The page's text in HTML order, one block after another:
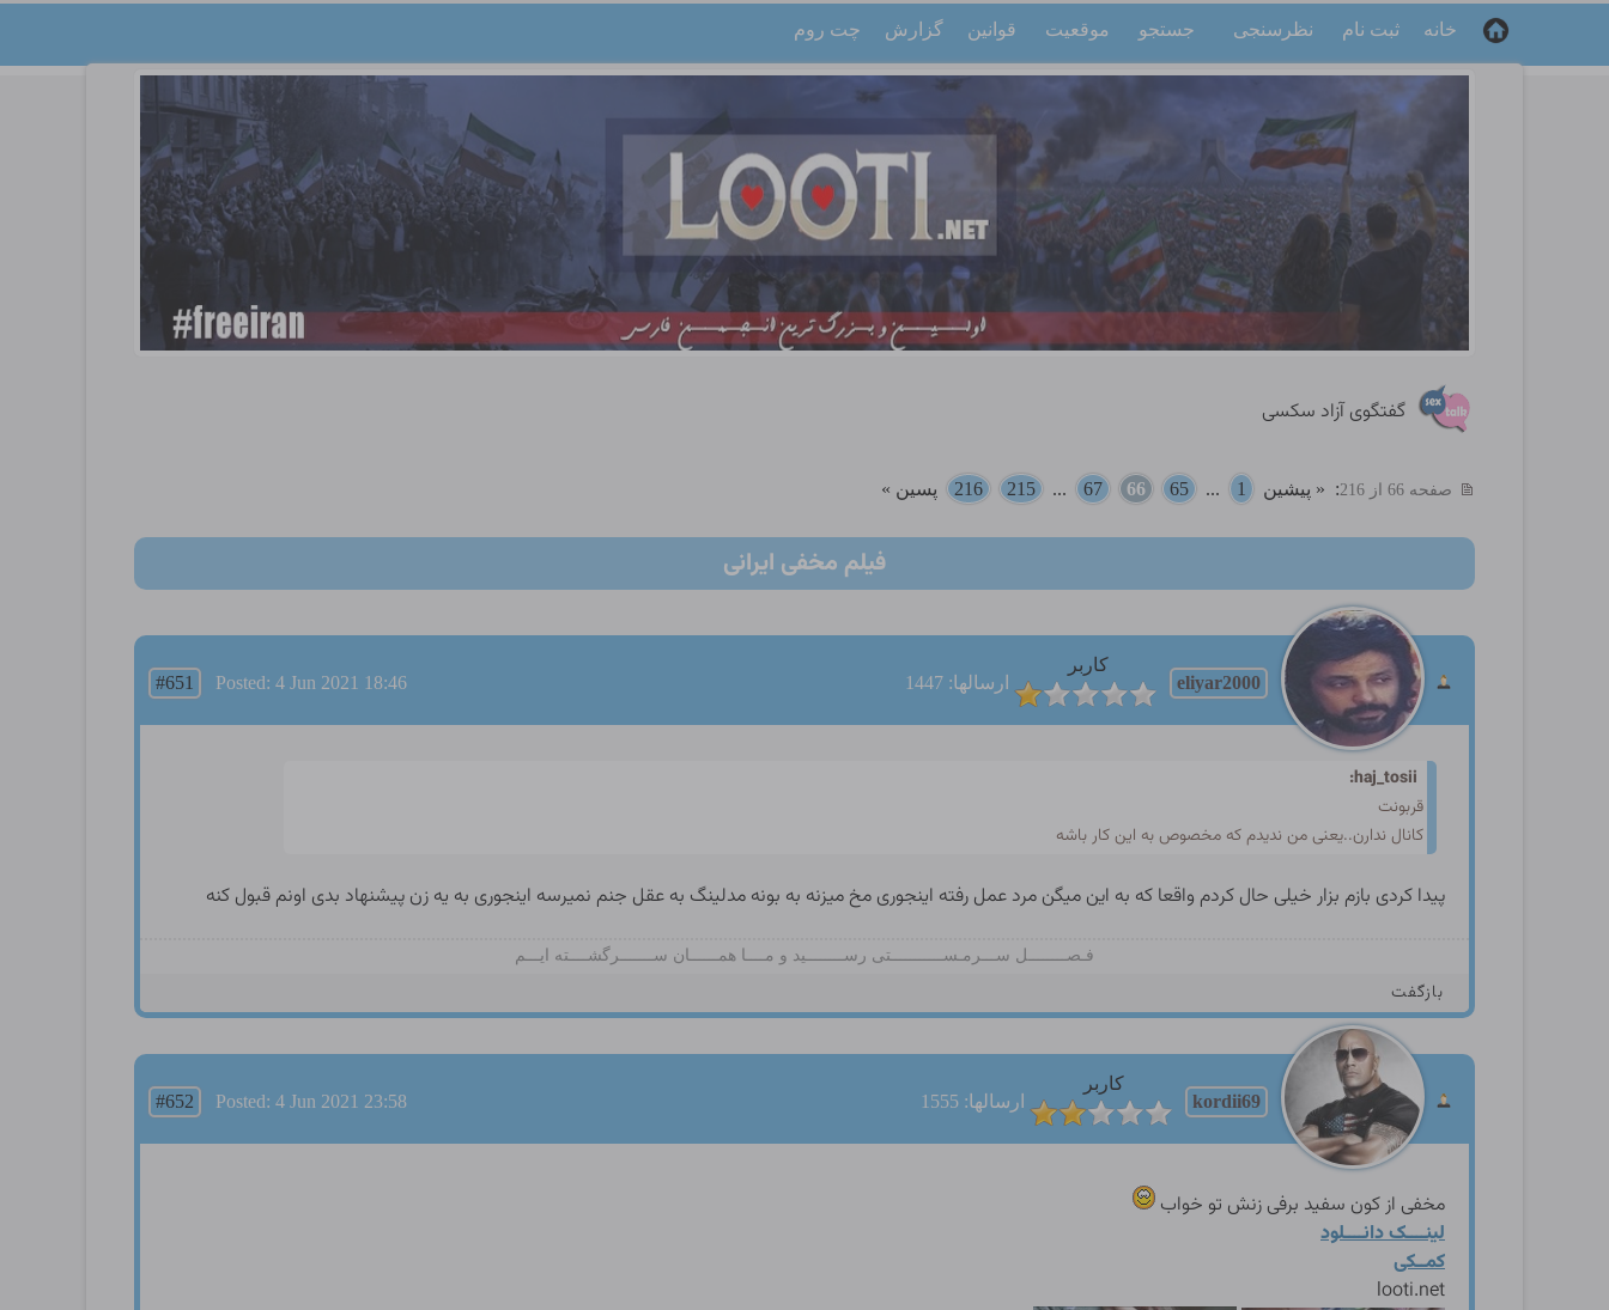
خانه ثبت نام نظرسنجی جستجو موقعیت قوانین گزارش چت روم
گفتگوی آزاد سکسی
صفحه 66 از 216 : « پیشین 1
...
65
66
67
...
215
216 پسین »
فیلم مخفی ایرانی
eliyar2000
کاربر
ارسالها: 1447
#651 Posted: 4 Jun 2021 18:46
haj_tosii:
قربونت
کانال ندارن..یعنی من ندیدم که مخصوص به این کار باشه
پیدا کردی بازم بزار خیلی حال کردم واقعا که به این میگن مرد عمل رفته اینجوری مخ میزنه به بونه مدلینگ به عقل جنم نمیرسه اینجوری به یه زن پیشنهاد بدی اونم قبول کنه
فـصــــــــل ســـرمـســـــــــــتی رســــــــید و مــــا همــــــان ســـــــرگشــــته ایـــم
بازگفت
kordii69
کاربر
ارسالها: 1555
#652 Posted: 4 Jun 2021 23:58
مخفی از کون سفید برفی زنش تو خواب
لینــــک دانــــلود
کمــکی
looti.net